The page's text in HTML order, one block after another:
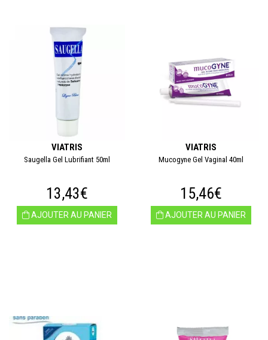
VIATRIS
Saugella Gel Lubrifiant 50ml
13,43€
AJOUTER AU PANIER
VIATRIS
Mucogyne Gel Vaginal 40ml
15,46€
AJOUTER AU PANIER